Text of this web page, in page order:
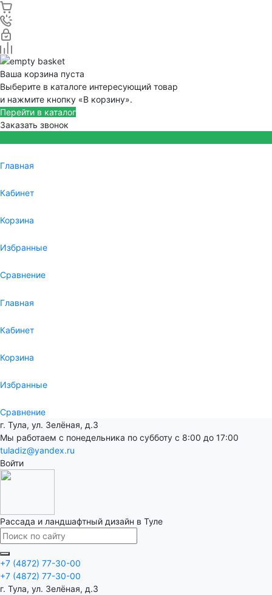
Ваша корзина пуста
Выберите в каталоге интересующий товар
и нажмите кнопку «В корзину».
Перейти в каталог
Заказать звонок
Главная
Кабинет
Корзина
Избранные
Сравнение
Главная
Кабинет
Корзина
Избранные
Сравнение
г. Тула, ул. Зелёная, д.3
Мы работаем с понедельника по субботу с 8:00 до 17:00
tuladiz@yandex.ru
Войти
Рассада и ландшафтный дизайн в Туле
+7 (4872) 77-30-00
+7 (4872) 77-30-00
г. Тула, ул. Зелёная, д.3